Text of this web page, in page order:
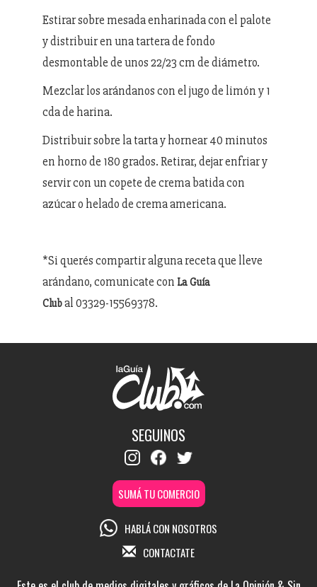
Estirar sobre mesada enharinada con el palote
y distribuir en una tartera de fondo
desmontable de unos 22/23 cm de diámetro.
Mezclar los arándanos con el jugo de limón y 1
cda de harina.
Distribuir sobre la tarta y hornear 40 minutos
en horno de 180 grados. Retirar, dejar enfriar y
servir con un copete de crema batida con
azúcar o helado de crema americana.
*Si querés compartir alguna receta que lleve
arándano, comunicate con La Guía
Clubal 03329-15569378.
SEGUINOS
SUMÁ TU COMERCIO
HABLÁ CON NOSOTROS
CONTACTATE